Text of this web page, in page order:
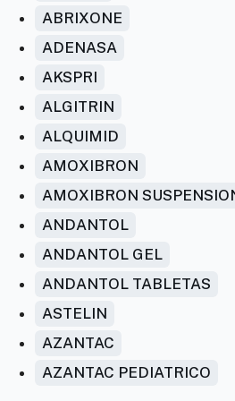
ABRIXONE
ADENASA
AKSPRI
ALGITRIN
ALQUIMID
AMOXIBRON
AMOXIBRON
ANDANTOL
ANDANTOL GEL
ANDANTOL TABLETAS
ASTELIN
AZANTAC
AZANTAC PEDIATRICO